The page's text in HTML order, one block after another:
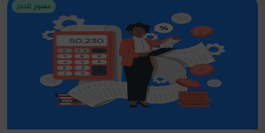
مفتوح للحجز